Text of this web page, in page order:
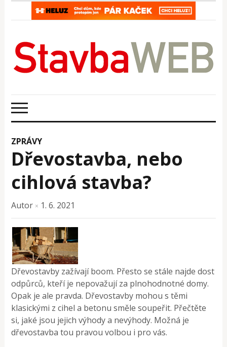
ZPRÁVY
Dřevostavba, nebo
cihlová stavba?
Autor × 1. 6. 2021
Dřevostavby zažívají boom. Přesto se stále najde dost
odpůrců, kteří je nepovažují za plnohodnotné domy.
Opak je ale pravda. Dřevostavby mohou s těmi
klasickými z cihel a betonu směle soupeřit. Přečtěte
si, jaké jsou jejich výhody a nevýhody. Možná je
dřevostavba tou pravou volbou i pro vás.